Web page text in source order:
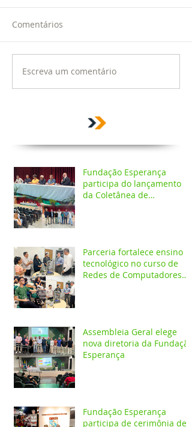
Comentários
Escreva um comentário
Fundação Esperança
participa do lançamento
da Coletânea de
ambiente
Parceria fortalece ensino
tecnológico no curso de
Redes de Computadores
Assembleia Geral elege
nova diretoria da Fundação
Esperança
Fundação Esperança
participa de cerimônia de